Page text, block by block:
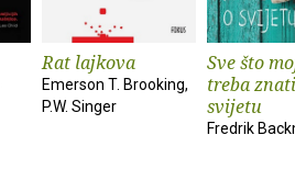
Rat lajkova
Emerson T. Brooking,
P.W. Singer
Sve što
treba
svijetu
Fredrik